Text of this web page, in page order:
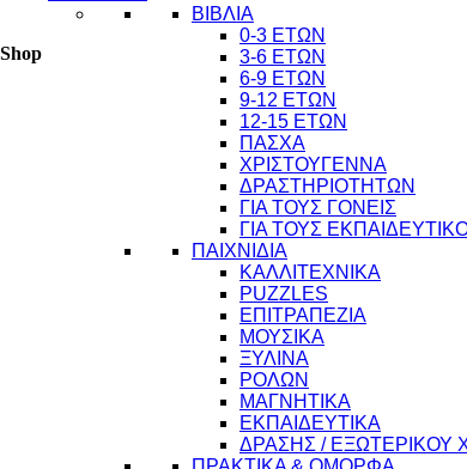
ΒΙΒΛΙΑ
0-3 ΕΤΩΝ
3-6 ΕΤΩΝ
6-9 ΕΤΩΝ
9-12 ΕΤΩΝ
12-15 ΕΤΩΝ
ΠΑΣΧΑ
ΧΡΙΣΤΟΥΓΕΝΝΑ
ΔΡΑΣΤΗΡΙΟΤΗΤΩΝ
ΓΙΑ ΤΟΥΣ ΓΟΝΕΙΣ
ΓΙΑ ΤΟΥΣ
ΠΑΙΧΝΙΔΙΑ
ΚΑΛΛΙΤΕΧΝΙΚΑ
PUZZLES
ΕΠΙΤΡΑΠΕΖΙΑ
ΜΟΥΣΙΚΑ
ΞΥΛΙΝΑ
ΡΟΛΩΝ
ΜΑΓΝΗΤΙΚΑ
ΕΚΠΑΙΔΕΥΤΙΚΑ
ΔΡΑΣΗΣ / ΕΞΩΤΕΡΙΚΟΥ
Shop